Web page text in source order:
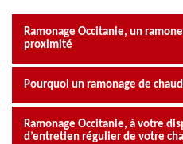
Ramonage Occitanie, un
proximité
Pourquoi un ramonage de
Ramonage Occitanie, à votre
d’entretien régulier de votre